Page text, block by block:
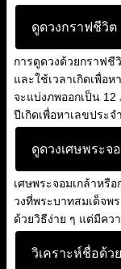
ดูดวงกราฟชีวิต
การดูดวงด้วยกราฟชี
และใช้เวลาเกิดเพื่อ
จะแบ่งภพออกเป็น
ปีเกิดเพื่อหาเลขประ
ดูดวงเศษพระจ
เศษพระจอมเกล้าหรื
วงที่พระบาทสมเด็จพ
ด้วยวิธีง่าย ๆ แต่มีคว
วิเคราะห์ชื่อด้ว